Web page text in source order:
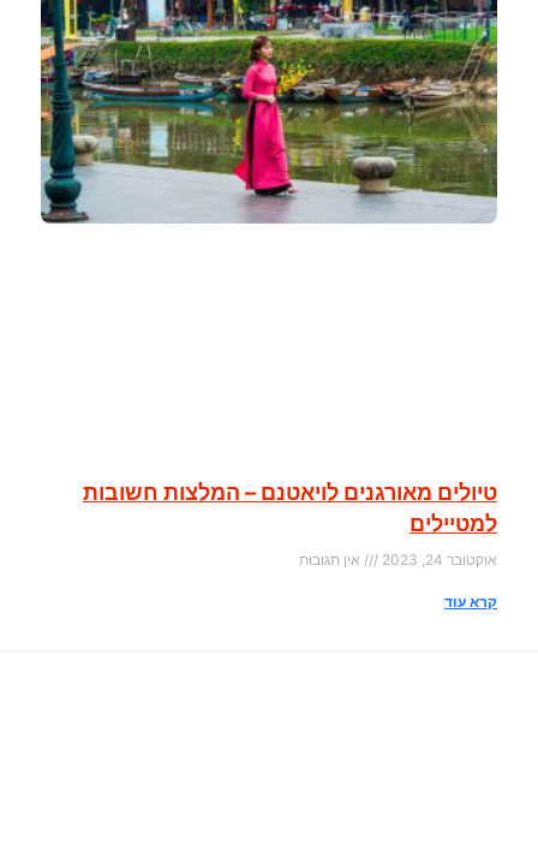
טיולים מאורגנים לויאטנם – המלצות חשובות
למטיילים
אוקטובר 24, 2023 אין תגובות
קרא עוד